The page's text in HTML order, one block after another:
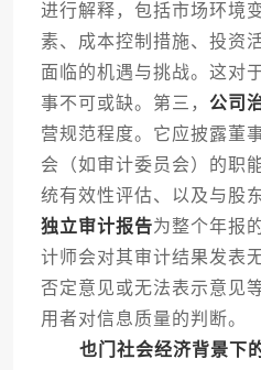
进行解释，包括市场环境
素、成本控制措施、投资
面临的机遇与挑战。这对
事不可或缺。第三， 公司
营规范程度。它应披露董
会（如审计委员会）的职
统有效性评估、以及与股
独立审计报告为整个年报
计师会对其审计结果发表
否定意见或无法表示意见
用者对信息质量的判断。
也门社会经济背景下